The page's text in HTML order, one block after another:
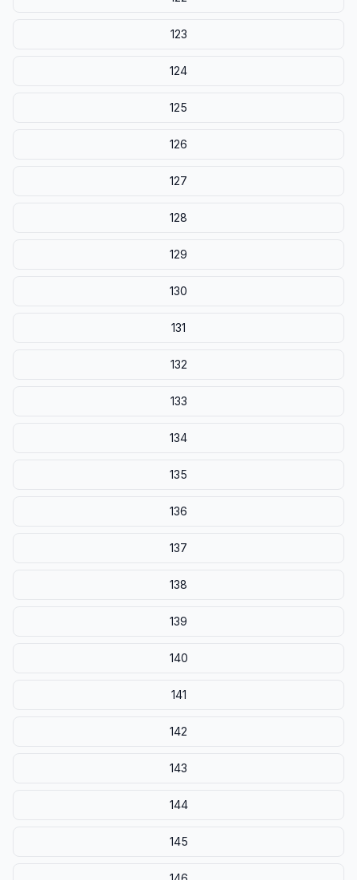
123
124
125
126
127
128
129
130
131
132
133
134
135
136
137
138
139
140
141
142
143
144
145